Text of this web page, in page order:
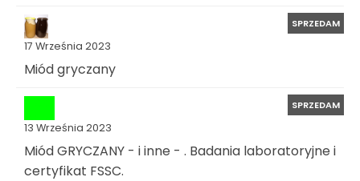
17 Września 2023
SPRZEDAM
Miód gryczany
13 Września 2023
SPRZEDAM
Miód GRYCZANY - i inne - . Badania laboratoryjne i
certyfikat FSSC.